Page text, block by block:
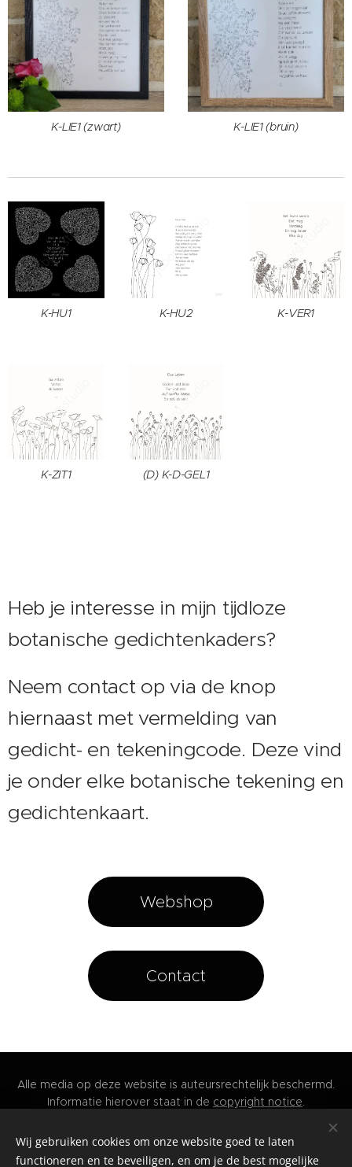
K-LIE1 (zwart) K-LIE1 (bruin)
K-HU1 K-HU2 K-VER1
K-ZIT1 (D) K-D-GEL1
Heb je interesse in mijn tijdloze
botanische gedichtenkaders?
Neem contact op via de knop
hiernaast met vermelding van
gedicht- en tekeningcode. Deze vind
je onder elke botanische tekening en
gedichtenkaart.
Webshop
Contact
Alle media op deze website is auteursrechtelijk beschermd.
Informatie hierover staat in de copyright notice.
© 2025 ingeborg.studio Cookies
Wij gebruiken cookies om onze website goed te laten
functioneren en te beveiligen, en om je de best mogelijke